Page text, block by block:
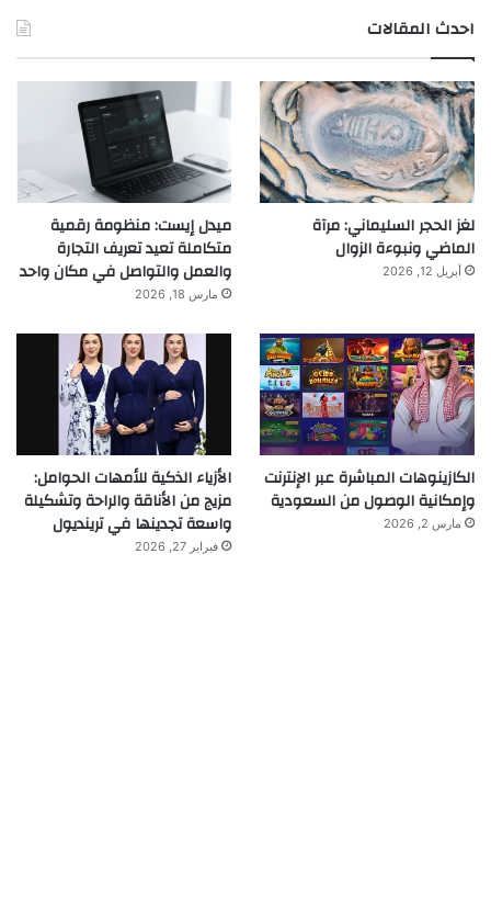
احدث المقالات
لغز الحجر السليماني: مرآة
الماضي ونبوءة الزوال
أبريل 12, 2026
ميدل إيست: منظومة رقمية
متكاملة تعيد تعريف التجارة
والعمل والتواصل في مكان واحد
مارس 18, 2026
الكازينوهات المباشرة عبر الإنترنت
وإمكانية الوصول من السعودية
مارس 2, 2026
الأزياء الذكية للأمهات الحوامل:
مزيج من الأناقة والراحة وتشكيلة
واسعة تجدينها في ترينديول
فبراير 27, 2026